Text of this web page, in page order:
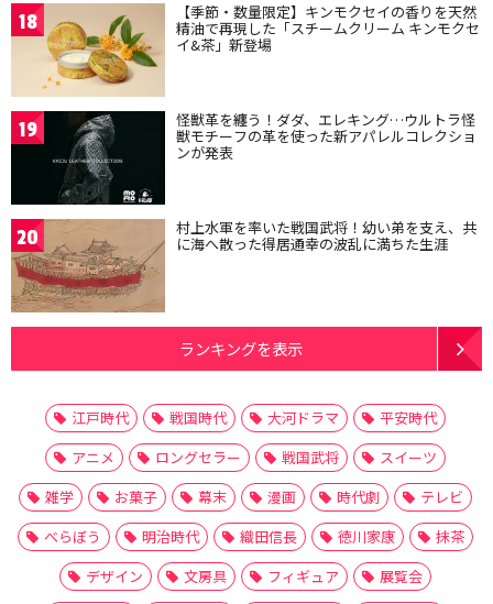
18 【季節・数量限定】キンモクセイの香りを天然
精油で再現した「スチームクリーム キンモクセ
イ&茶」新登場
19 怪獣革を纏う！ダダ、エレキング…ウルトラ怪
獣モチーフの革を使った新アパレルコレクショ
ンが発表
20 村上水軍を率いた戦国武将！幼い弟を支え、共
に海へ散った得居通幸の波乱に満ちた生涯
ランキングを表示
江戸時代 戦国時代 大河ドラマ
平安時代
アニメ
ロングセラー 戦国武将
スイーツ
雑学
お菓子 幕末 漫画 時代劇
テレビ
べらぼう
明治時代 織田信長 徳川家康
抹茶
デザイン
文房具 フィギュア
展覧会